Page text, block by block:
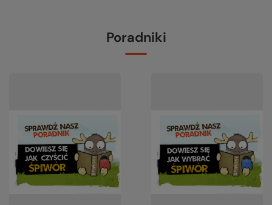
Poradniki